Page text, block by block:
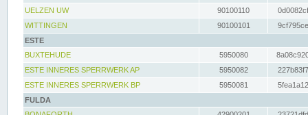
UELZEN UW
90100110
WITTINGEN
90100101
ESTE
BUXTEHUDE
5950080
ESTE INNERES SPERRWERK AP
5950082
ESTE INNERES SPERRWERK BP
5950081
FULDA